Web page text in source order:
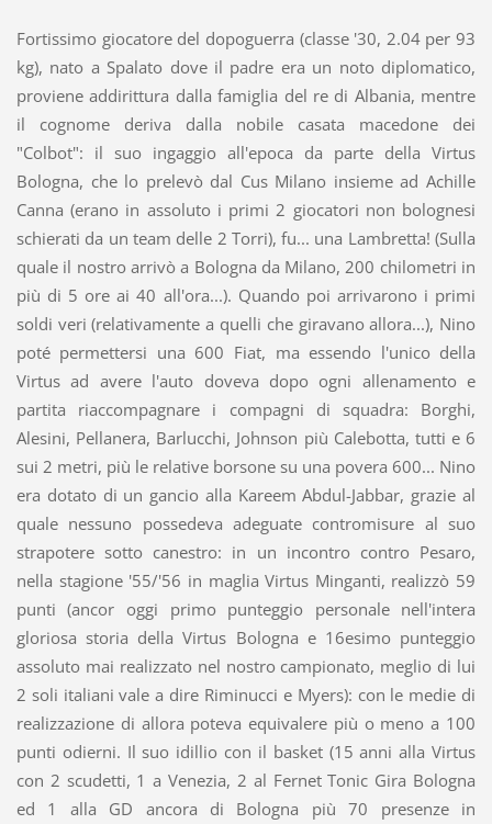
Fortissimo giocatore del dopoguerra (classe '30, 2.04 per 93
kg), nato a Spalato dove il padre era un noto diplomatico,
proviene addirittura dalla famiglia del re di Albania, mentre
il cognome deriva dalla nobile casata macedone dei
"Colbot": il suo ingaggio all'epoca da parte della Virtus
Bologna, che lo prelevò dal Cus Milano insieme ad Achille
Canna (erano in assoluto i primi 2 giocatori non bolognesi
schierati da un team delle 2 Torri), fu... una Lambretta! (Sulla
quale il nostro arrivò a Bologna da Milano, 200 chilometri in
più di 5 ore ai 40 all'ora...). Quando poi arrivarono i primi
soldi veri (relativamente a quelli che giravano allora...), Nino
poté permettersi una 600 Fiat, ma essendo l'unico della
Virtus ad avere l'auto doveva dopo ogni allenamento e
partita riaccompagnare i compagni di squadra: Borghi,
Alesini, Pellanera, Barlucchi, Johnson più Calebotta, tutti e 6
sui 2 metri, più le relative borsone su una povera 600... Nino
era dotato di un gancio alla Kareem Abdul-Jabbar, grazie al
quale nessuno possedeva adeguate contromisure al suo
strapotere sotto canestro: in un incontro contro Pesaro,
nella stagione '55/'56 in maglia Virtus Minganti, realizzò 59
punti (ancor oggi primo punteggio personale nell'intera
gloriosa storia della Virtus Bologna e 16esimo punteggio
assoluto mai realizzato nel nostro campionato, meglio di lui
2 soli italiani vale a dire Riminucci e Myers): con le medie di
realizzazione di allora poteva equivalere più o meno a 100
punti odierni. Il suo idillio con il basket (15 anni alla Virtus
con 2 scudetti, 1 a Venezia, 2 al Fernet Tonic Gira Bologna
ed 1 alla GD ancora di Bologna più 70 presenze in